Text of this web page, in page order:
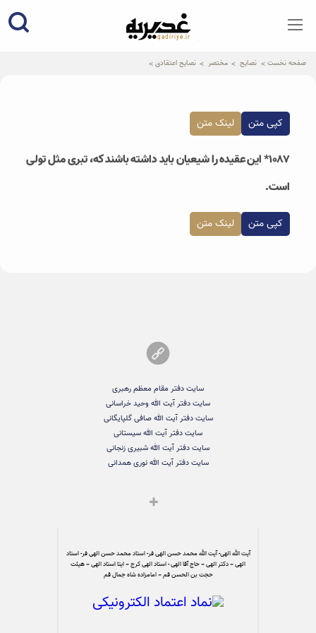
qadiriye.ir
نشریه ی غدیریه-بیانات استاد
صفحه نخست نصایح مختصر نصایح اعتقادی
کپی متن لینک متن
۱۰۸۷* این عقیده را شیعیان باید داشته باشند که، تبری مثل تولی
است.
کپی متن لینک متن
سایت دفتر مقام معظم رهبری
سایت دفتر آیت الله وحید خراسانی
سایت دفتر آیت الله صافی گلپایگانی
سایت دفتر آیت الله سیستانی
سایت دفتر آیت الله شبیری زنجانی
سایت دفتر آیت الله نوری همدانی
آیت الله الهی- آیت الله محمد حسن الهی فر- استاد محمد حسن الهی فر- استاد
الهی – دکتر الهی – حاج آقا الهی - استاد الهی کرج – ایتا استاد الهی – هیئت
حجت بن الحسن قم – امامزاده شاه جمال قم